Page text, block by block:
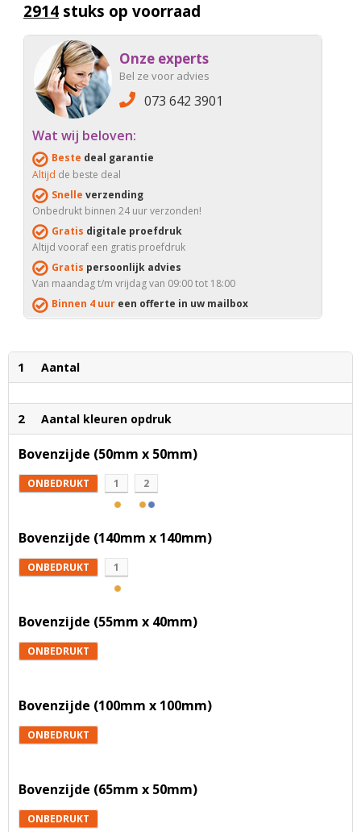
2914 stuks op voorraad
Onze experts
Bel ze voor advies
073 642 3901
Wat wij beloven:
Beste deal garantie
Altijd de beste deal
Snelle verzending
Onbedrukt binnen 24 uur verzonden!
Gratis digitale proefdruk
Altijd vooraf een gratis proefdruk
Gratis persoonlijk advies
Van maandag t/m vrijdag van 09:00 tot 18:00
Binnen 4 uur een offerte in uw mailbox
1 Aantal
2 Aantal kleuren opdruk
Bovenzijde (50mm x 50mm)
ONBEDRUKT 1 2
Bovenzijde (140mm x 140mm)
ONBEDRUKT 1
Bovenzijde (55mm x 40mm)
ONBEDRUKT
Bovenzijde (100mm x 100mm)
ONBEDRUKT
Bovenzijde (65mm x 50mm)
ONBEDRUKT